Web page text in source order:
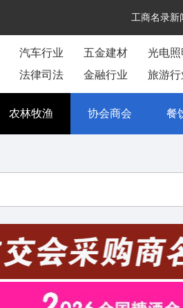
工商名录新
汽车行业 五金建材 光电照
法律司法 金融行业 旅游行
农林牧渔 协会商会 餐